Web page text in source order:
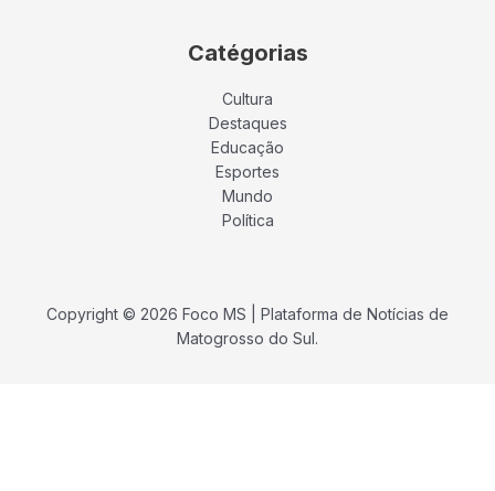
Catégorias
Cultura
Destaques
Educação
Esportes
Mundo
Política
Copyright © 2026 Foco MS | Plataforma de Notícias de
Matogrosso do Sul.